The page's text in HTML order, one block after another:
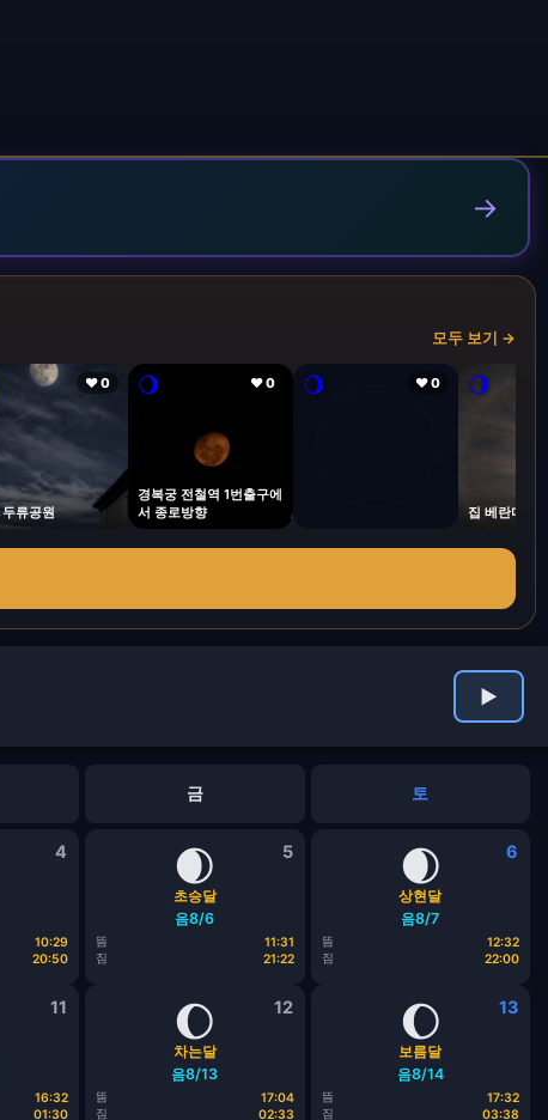
→
모두 보기 →
❤ 0
류공원
🌖 ❤ 0
경복궁 전철역 1번출구에
서 종로방향
🌖 ❤ 0 🌖
집 베란다
▶
금 토
4
10:29
20:50
5
🌒
초승달
음8/6
뜸
11:31
짐
21:22
6
🌒
상현달
음8/7
뜸
12:32
짐
22:00
11
16:32
01:30
12
🌔
차는달
음8/13
뜸
17:04
짐
02:33
13
🌔
보름달
음8/14
뜸
17:32
짐
03:38